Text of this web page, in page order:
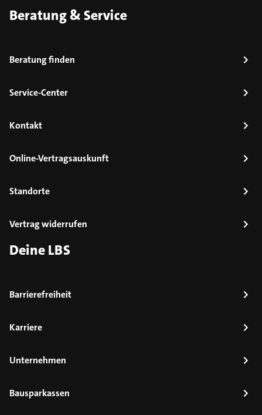
Beratung & Service
Beratung finden
Service-Center
Kontakt
Online-Vertragsauskunft
Standorte
Vertrag widerrufen
Deine LBS
Barrierefreiheit
Karriere
Unternehmen
Bausparkassen